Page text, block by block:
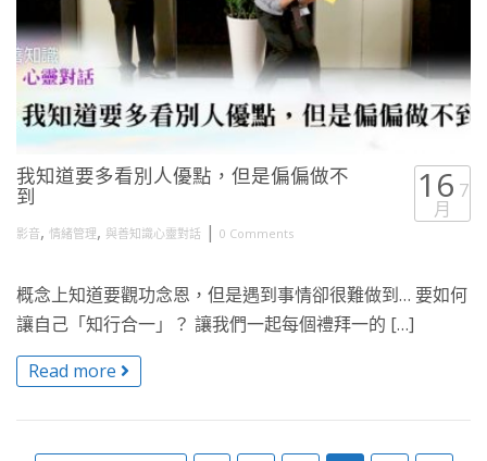
我知道要多看別人優點，但是偏偏做不
到
影音, 情緒管理, 與善知識心靈對話 | 0 Comments
16 7
月
概念上知道要觀功念恩，但是遇到事情卻很難做到… 要如何
讓自己「知行合一」？ 讓我們一起每個禮拜一的 […]
Read more